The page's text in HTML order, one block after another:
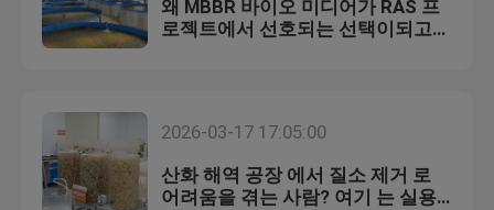
왜 MBBR 바이오 미디어가 RAS 프
로젝트에서 선호되는 선택이되고
2026-03-17 17:05:00
산화 해역 공장 에서 질소 제거 로
어려움을 겪는 사람? 여기 는 실용